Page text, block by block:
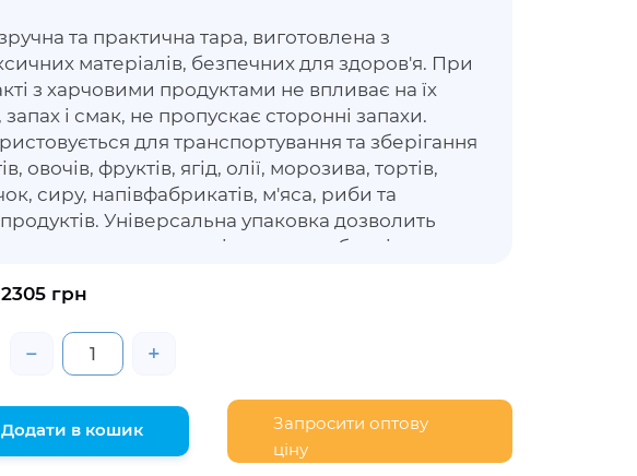
та практична тара, виготовлена з
матеріалів, безпечних для здоров'я. При
з харчовими продуктами не впливає на їх
запах і смак, не пропускає сторонні запахи.
для транспортування та зберігання
овочів, фруктів, ягід, олії, морозива, тортів,
сиру, напівфабрикатів, м'яса, риби та
Універсальна упаковка дозволить
не втратити зовнішню привабливість,
високу кришку, що відкривається та щільно
2305 грн
− +
Додати в кошик
Запросити оптову
ціну